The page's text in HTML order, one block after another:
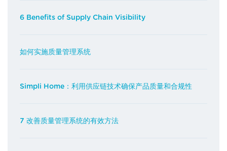
6 Benefits of Supply Chain Visibility
如何实施质量管理系统
Simpli Home：利用供应链技术确保产品质量和合规性
7 改善质量管理系统的有效方法